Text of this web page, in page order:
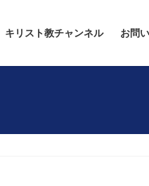
キリスト教チャンネル お問